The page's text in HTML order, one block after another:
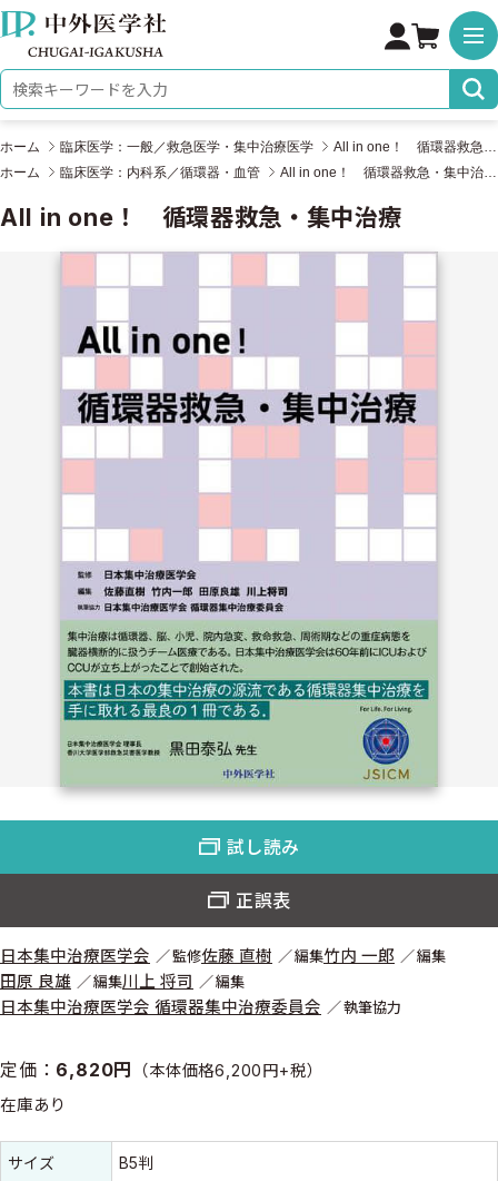
株式会社 中外医学社
検索キーワード
ホーム 臨床医学：一般／救急医学・集中治療医学
ホーム
臨床医学：内科系／循環器・血管 All in one！ 循環器救急・集中治療
All in one！ 循環器救急・集中治療
日本集中治療医学会 監修佐藤 直樹 編集竹内 一郎 編集
田原 良雄 編集川上 将司 編集
日本集中治療医学会 循環器集中治療委員会 執筆協力
定価： 6,820円 （本体価格6,200円+税）
在庫あり
書誌情報
書誌情報
サイズ B5判
試し読み
正誤表